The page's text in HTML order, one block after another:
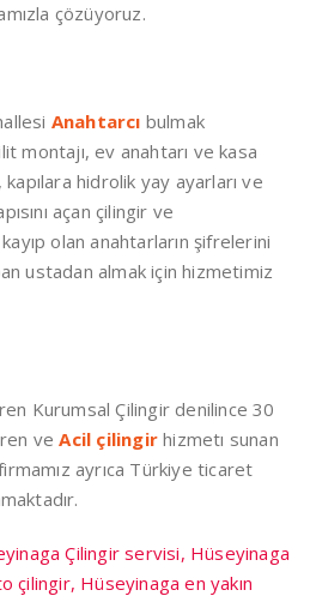
çözüyoruz.
Anahtarcı bulmak
montajı, ev anahtarı ve kasa
hidrolik yay ayarları ve
açan çilingir ve
olan anahtarların şifrelerini
ustadan almak için hizmetimiz
Kurumsal Çilingir denilince 30
veAcil çilingirhizmetı sunan
ayrıca Türkiye ticaret
Çilingir servisi, Hüseyinaga
çilingir, Hüseyinaga en yakın